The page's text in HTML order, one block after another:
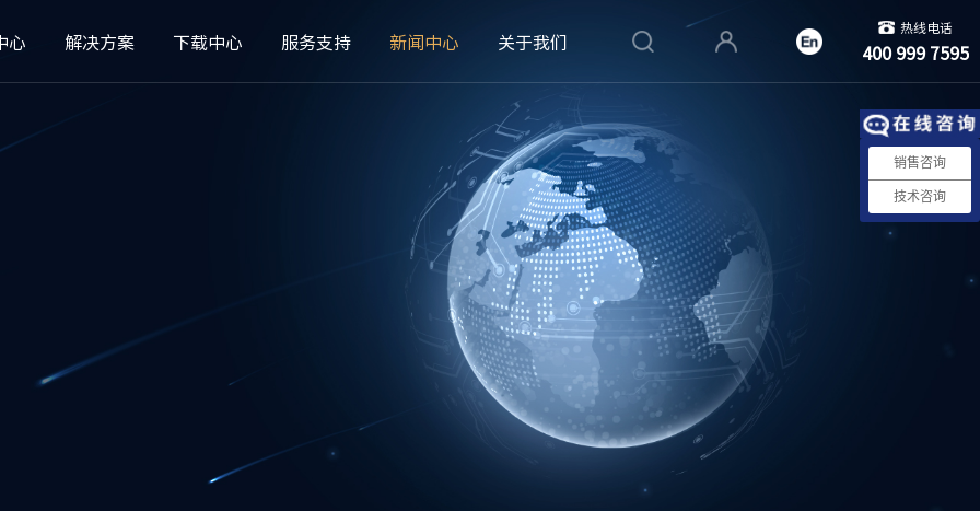
心 解决方案 下载中心 服务支持 新闻中心 关于我们
热线电话
400 999 7595
销售咨询
技术咨询